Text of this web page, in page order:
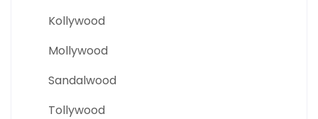
Kollywood
Mollywood
Sandalwood
Tollywood